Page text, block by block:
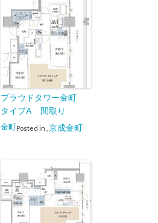
プラウドタワー金町
タイプA 間取り
Posted in
金町 京成金町